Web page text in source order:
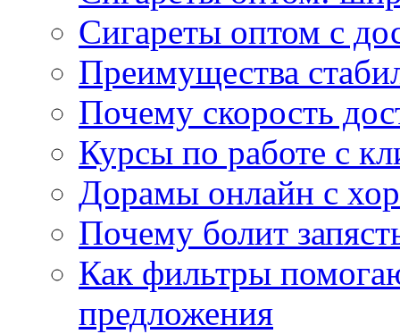
Сигареты оптом с
Преимущества
Почему скорость
Курсы по работе с
Дорамы онлайн с
Почему болит
Как фильтры
предложения